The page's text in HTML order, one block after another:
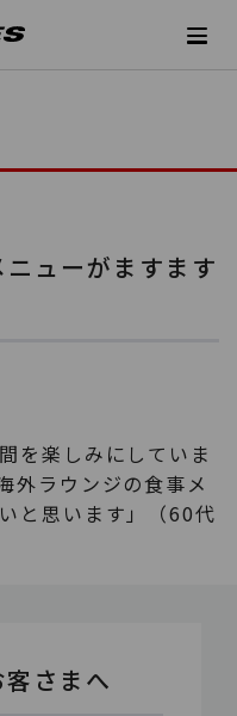
ューがますます
を楽しみにしていま
外ラウンジの食事メ
と思います」（60代
さまへ